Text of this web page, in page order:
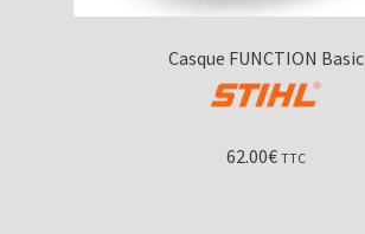
Casque FUNCTION Basic
62.00€ TTC